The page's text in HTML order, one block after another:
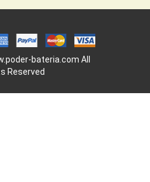
bateria.com All
Reserved